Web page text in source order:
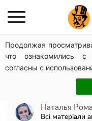
Продолжая
что ознакомились с
согласны с
Повністю гола Анна
таких розмірів ви
Названо два
захопити після
Наталья
Всі матеріали